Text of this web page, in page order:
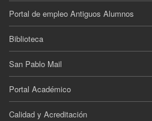
Portal de empleo Antiguos Alumnos
Biblioteca
San Pablo Mail
Portal Académico
Calidad y Acreditación